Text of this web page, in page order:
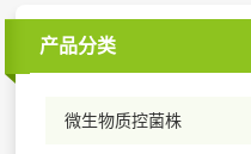
产品分类
微生物质控菌株